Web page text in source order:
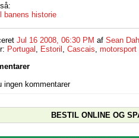
banens historie
Jul 16 2008, 06:30 PM af Sean
Portugal , Estoril , Cascais, motorsport
ingen kommentarer
BESTIL ONLINE OG